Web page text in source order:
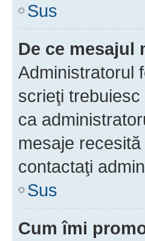
Sus
De ce mesajul
Administratorul
scrieţi
ca
mesaje
contactaţi
Sus
Cum îmi